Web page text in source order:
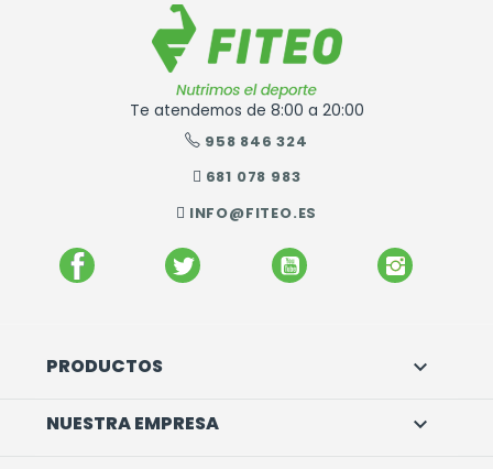
Te atendemos de 8:00 a 20:00
958 846 324
681 078 983
INFO@FITEO.ES
FACEBOOK TWITTER YOUTUBE
PRODUCTOS 
NUESTRA EMPRESA 